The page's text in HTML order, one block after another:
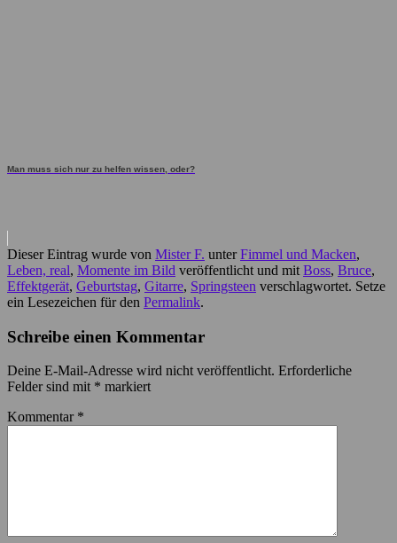
Man muss sich nur zu helfen wissen, oder?
Dieser Eintrag wurde von Mister F. unterFimmel und Macken,
Leben, real, Momente im Bild veröffentlicht und mit Boss, Bruce,
Effektgerät, Geburtstag, Gitarre, Springsteen verschlagwortet. Setze
ein Lesezeichen für den Permalink.
Schreibe einen Kommentar
Deine E-Mail-Adresse wird nicht veröffentlicht. Erforderliche
Felder sind mit * markiert
Kommentar *